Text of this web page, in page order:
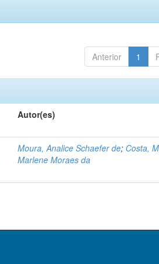
Anterior 1
Autor(es)
Moura, Analice Schaefer de; Costa,
Marlene Moraes da